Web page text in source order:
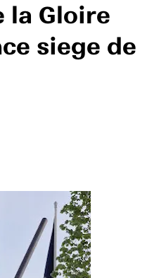
la Gloire
siege de